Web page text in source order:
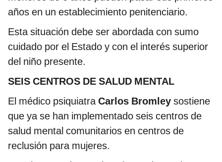
años en un establecimiento penitenciario.
Esta situación debe ser abordada con sumo
cuidado por el Estado y con el interés superior
del niño presente.
SEIS CENTROS DE SALUD MENTAL
El médico psiquiatraCarlos Bromley sostiene
que ya se han implementado seis centros de
salud mental comunitarios en centros de
reclusión para mujeres.